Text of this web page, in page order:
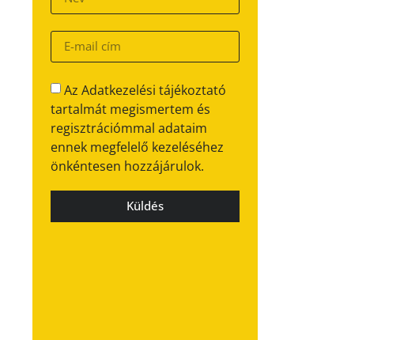
Az Adatkezelési tájékoztató
tartalmát megismertem és
regisztrációmmal adataim
ennek megfelelő kezeléséhez
önkéntesen hozzájárulok.
Küldés